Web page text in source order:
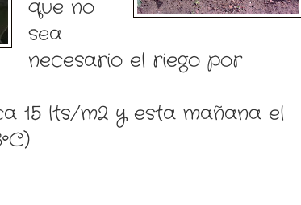
que no
sea
necesario el riego por
15 lts/m2 y esta mañana el